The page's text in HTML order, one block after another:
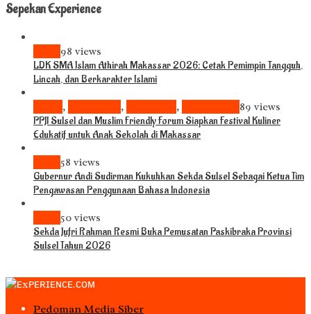
Sepekan Experience
98 views
LDK SMA Islam Athirah Makassar 2026: Cetak Pemimpin Tangguh,
Lincah, dan Berkarakter Islami
, , , 89 views
PPJI Sulsel dan Muslim Friendly Forum Siapkan Festival Kuliner
Edukatif untuk Anak Sekolah di Makassar
58 views
Gubernur Andi Sudirman Kukuhkan Sekda Sulsel Sebagai Ketua Tim
Pengawasan Penggunaan Bahasa Indonesia
50 views
Sekda Jufri Rahman Resmi Buka Pemusatan Paskibraka Provinsi
Sulsel Tahun 2026
Pedoman Media Siber